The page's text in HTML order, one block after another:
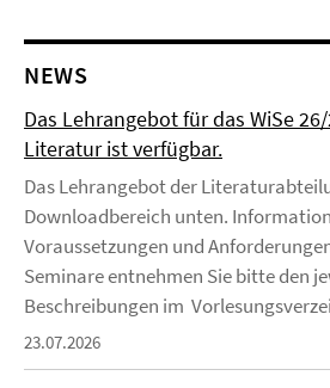
NEWS
Das Lehrangebot für das WiSe
Literatur ist verfügbar.
Das Lehrangebot der
Downloadbereich unten.
Voraussetzungen und
Seminare entnehmen Sie bitte den
Beschreibungen im
23.07.2026